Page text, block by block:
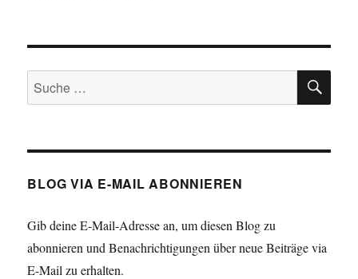
zauberhafter
Suche
nach:
BLOG VIA E-MAIL ABONNIEREN
Gib deine E-Mail-Adresse an, um diesen Blog zu
abonnieren und Benachrichtigungen über neue Beiträge via
E-Mail zu erhalten.